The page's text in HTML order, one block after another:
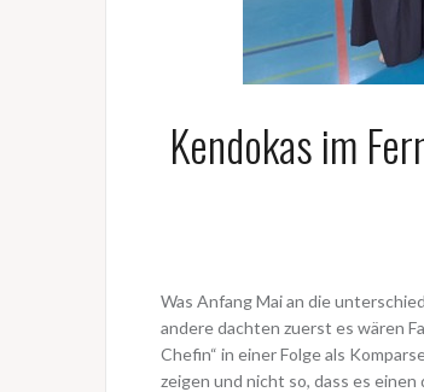
Kendokas im
Was Anfang Mai an die
andere dachten zuerst es wären
Chefin“ in einer Folge als
zeigen und nicht so, dass es